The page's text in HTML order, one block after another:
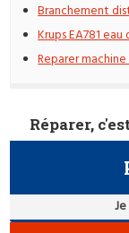
Branchement
Krups EA781
Reparer
Réparer,